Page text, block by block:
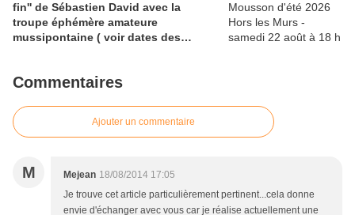
fin'' de Sébastien David avec la
troupe éphémère amateure
mussipontaine ( voir dates des
Saint-Laurent, Pont-à-Mousson 2
lemeac.com
Commentaires
Ajouter un commentaire
M Mejean 18/08/2014 17:05
Je trouve cet article particulièrement pertinent...cela donne
envie d'échanger avec vous car je réalise actuellement une